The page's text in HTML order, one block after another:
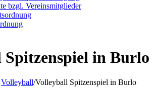
bzgl. Vereinsmitglieder
Spitzenspiel in Burlo
Volleyball/Volleyball Spitzenspiel in Burlo